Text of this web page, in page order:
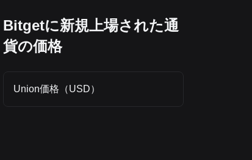
Bitgetに新規上場された通
貨の価格
Union価格（USD）